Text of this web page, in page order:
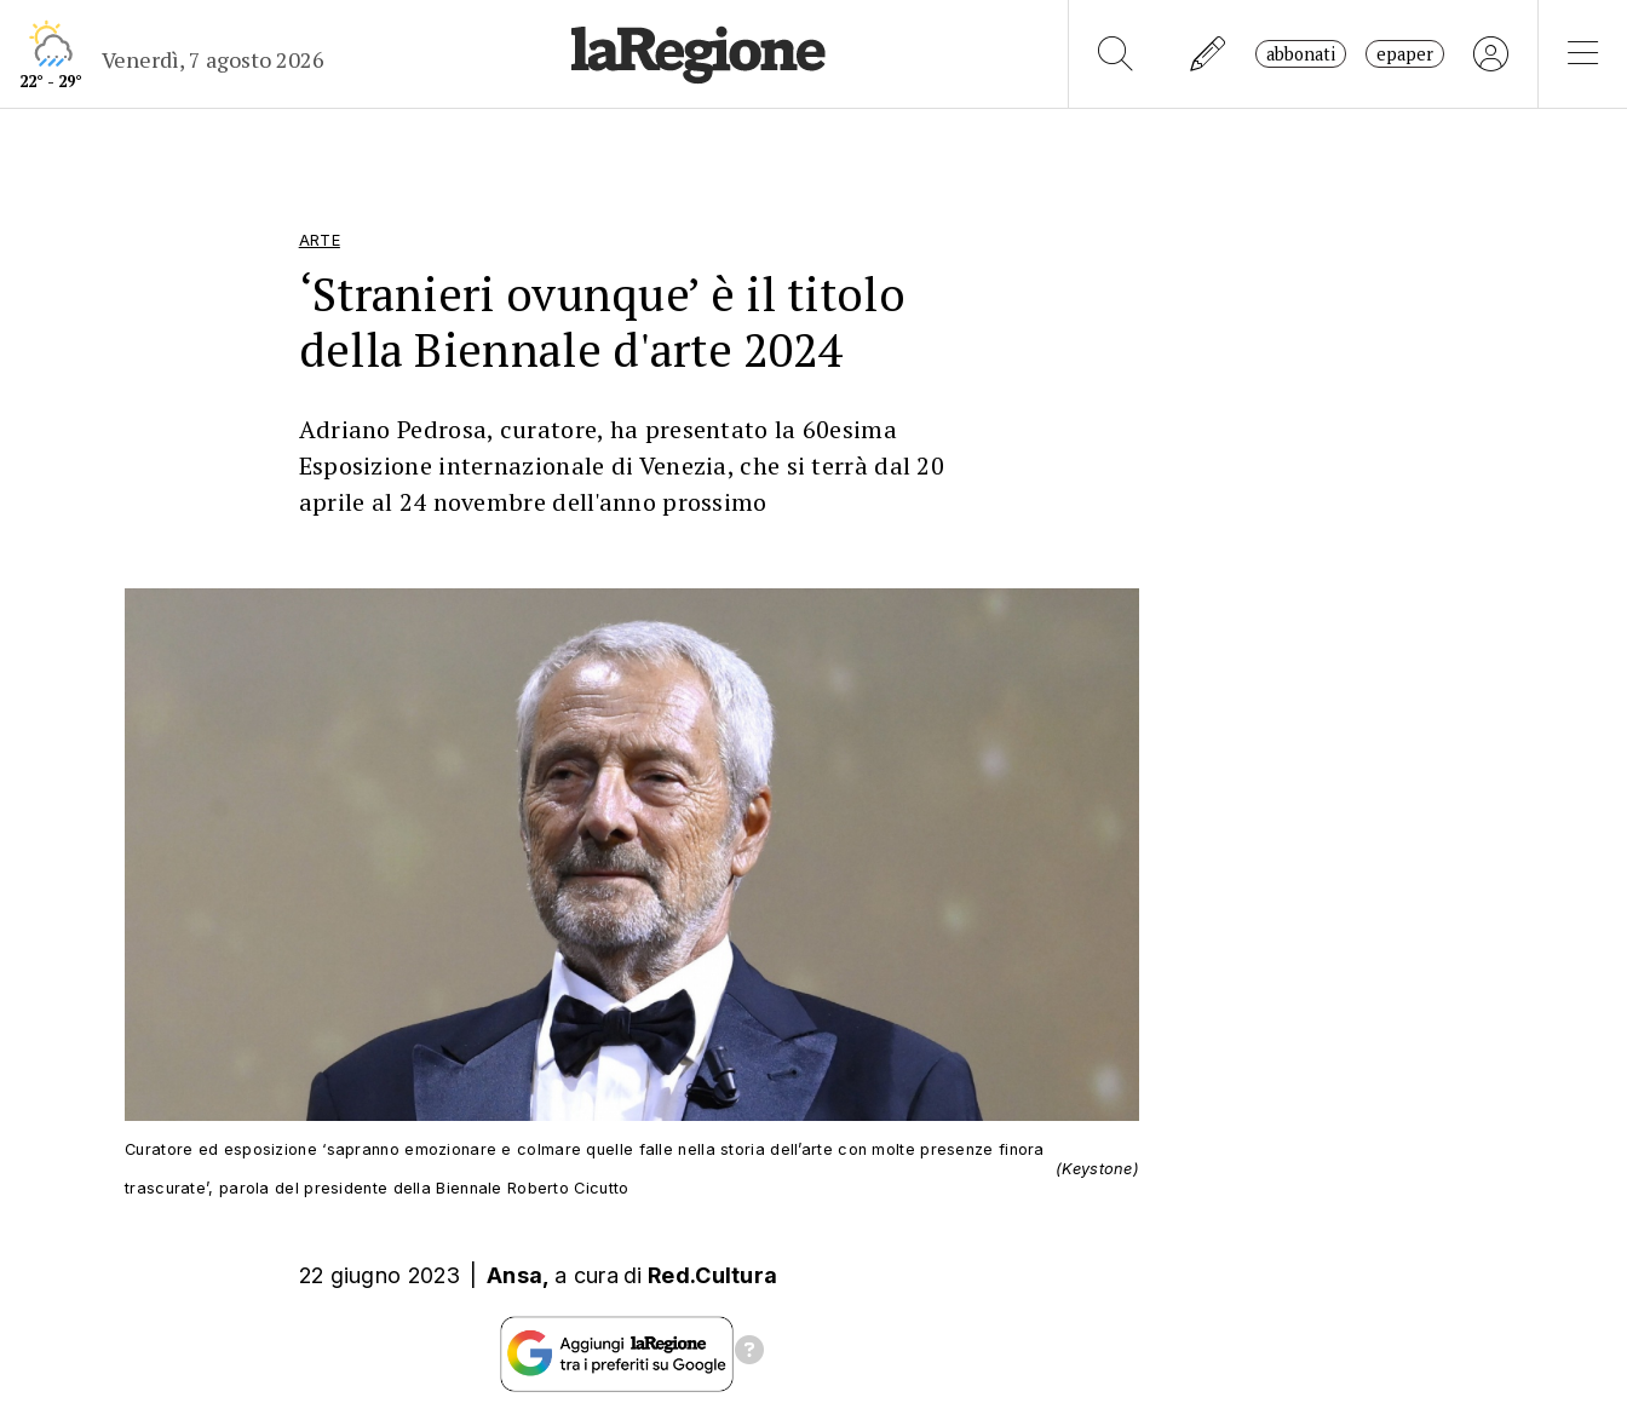
22° - 29°
Venerdì, 7 agosto 2026 abbonati epaper
ARTE
‘Stranieri ovunque’ è il titolo
della Biennale d'arte 2024
Adriano Pedrosa, curatore, ha presentato la 60esima
Esposizione internazionale di Venezia, che si terrà dal 20
aprile al 24 novembre dell'anno prossimo
Curatore ed esposizione ‘sapranno emozionare e colmare quelle falle nella storia dell’arte con molte presenze finora
trascurate’, parola del presidente della Biennale Roberto Cicutto
(Keystone)
22 giugno 2023 Ansa, a cura di Red.Cultura